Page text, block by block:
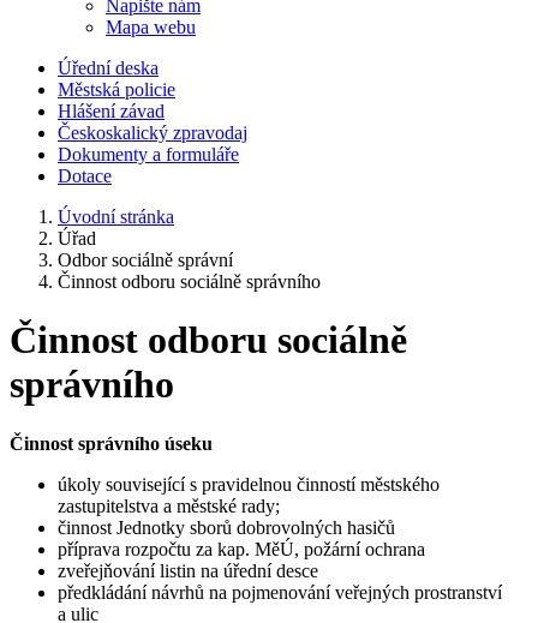
Napište nám
Mapa webu
Úřední deska
Městská policie
Hlášení závad
Českoskalický zpravodaj
Dokumenty a formuláře
Dotace
Úvodní stránka
Úřad
Odbor sociálně správní
Činnost odboru sociálně správního
Činnost odboru sociálně
správního
Činnost správního úseku
úkoly související s pravidelnou činností městského
zastupitelstva a městské rady;
činnost Jednotky sborů dobrovolných hasičů
příprava rozpočtu za kap. MěÚ, požární ochrana
zveřejňování listin na úřední desce
předkládání návrhů na pojmenování veřejných prostranství
a ulic